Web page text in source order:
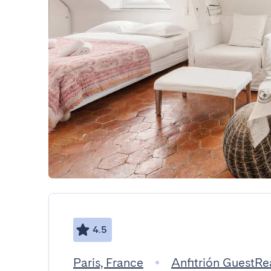
4.5
Paris, France Anfitrión